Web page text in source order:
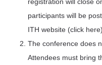
participants will be
ITH website (click
The conference does
Attendees must bring